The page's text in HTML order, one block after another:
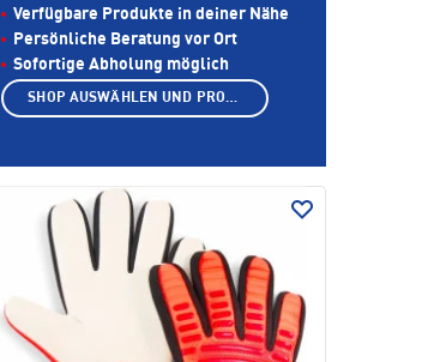
Verfügbare Produkte in deiner Nähe
Persönliche Beratung vor Ort
Sofortige Abholung möglich
SHOP AUSWÄHLEN UND PRODUKTE ANZEIGEN